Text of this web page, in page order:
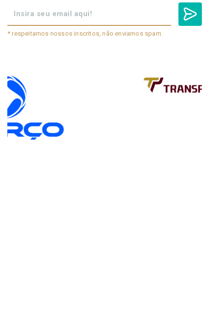
* respeitamos nossos inscritos, não enviamos spam.